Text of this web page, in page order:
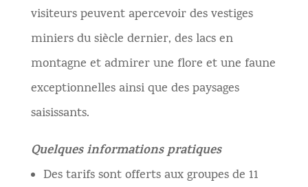
visiteurs peuvent apercevoir des vestiges
miniers du siècle dernier, des lacs en
montagne et admirer une flore et une faune
exceptionnelles ainsi que des paysages
saisissants.
Quelques informations pratiques
Des tarifs sont offerts aux groupes de 11